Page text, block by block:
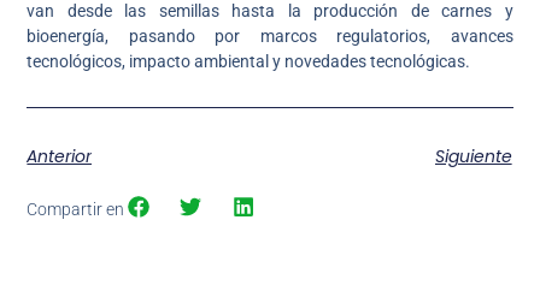
van desde las semillas hasta la producción de carnes y
bioenergía, pasando por marcos regulatorios, avances
tecnológicos, impacto ambiental y novedades tecnológicas.
Anterior Siguiente
Compartir en